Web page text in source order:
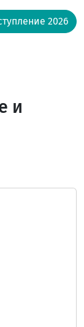
2026
и